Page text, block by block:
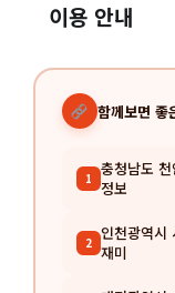
이용 안내
함께보면 좋
1 충청남도
정보
2 인천광역시
재미